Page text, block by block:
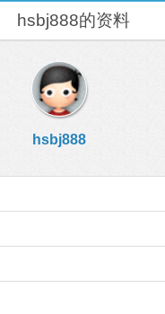
hsbj888的资料
hsbj888